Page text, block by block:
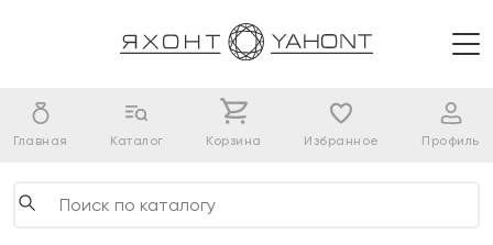
Главная Каталог Корзина Избранное Профиль